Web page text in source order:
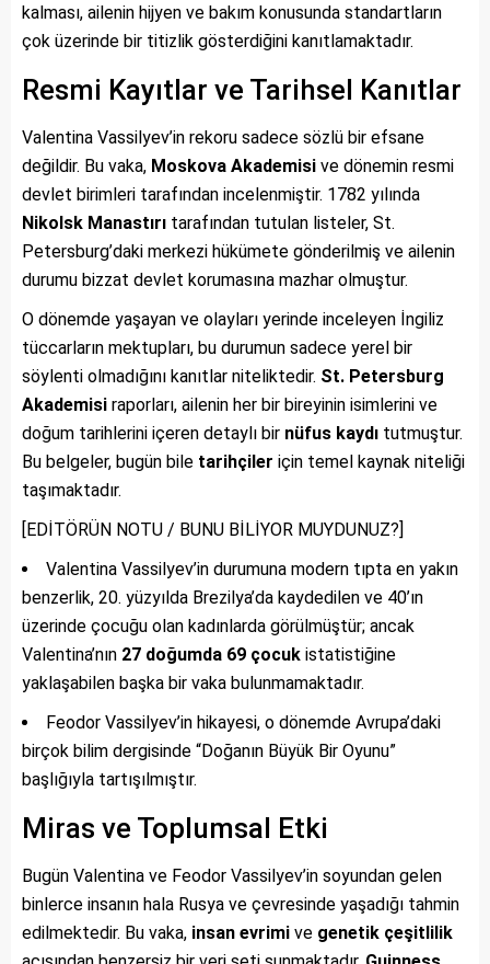
kalması, ailenin hijyen ve bakım konusunda standartların
çok üzerinde bir titizlik gösterdiğini kanıtlamaktadır.
Resmi Kayıtlar ve Tarihsel Kanıtlar
Valentina Vassilyev’in rekoru sadece sözlü bir efsane
değildir. Bu vaka, Moskova Akademisi ve dönemin resmi
devlet birimleri tarafından incelenmiştir. 1782 yılında
Nikolsk Manastırı tarafından tutulan listeler, St.
Petersburg’daki merkezi hükümete gönderilmiş ve ailenin
durumu bizzat devlet korumasına mazhar olmuştur.
O dönemde yaşayan ve olayları yerinde inceleyen İngiliz
tüccarların mektupları, bu durumun sadece yerel bir
söylenti olmadığını kanıtlar niteliktedir. St. Petersburg
Akademisi raporları, ailenin her bir bireyinin isimlerini ve
doğum tarihlerini içeren detaylı bir nüfus kaydı tutmuştur.
Bu belgeler, bugün bile tarihçiler için temel kaynak niteliği
taşımaktadır.
[EDİTÖRÜN NOTU / BUNU BİLİYOR MUYDUNUZ?]
Valentina Vassilyev’in durumuna modern tıpta en yakın
benzerlik, 20. yüzyılda Brezilya’da kaydedilen ve 40’ın
üzerinde çocuğu olan kadınlarda görülmüştür; ancak
Valentina’nın 27 doğumda 69 çocuk istatistiğine
yaklaşabilen başka bir vaka bulunmamaktadır.
Feodor Vassilyev’in hikayesi, o dönemde Avrupa’daki
birçok bilim dergisinde “Doğanın Büyük Bir Oyunu”
başlığıyla tartışılmıştır.
Miras ve Toplumsal Etki
Bugün Valentina ve Feodor Vassilyev’in soyundan gelen
binlerce insanın hala Rusya ve çevresinde yaşadığı tahmin
edilmektedir. Bu vaka, insan evrimi ve genetik çeşitlilik